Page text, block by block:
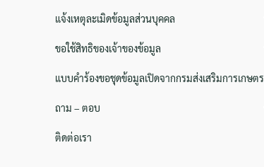
แจ้งเหตุละเมิดข้อมูลส่วนบุคคล
ขอใช้สิทธิของเจ้าของข้อมูล
แบบคำร้องขอชุดข้อมูลเปิดจากกรมส่งเสริมการเกษตร
ถาม – ตอบ
ติดต่อเรา